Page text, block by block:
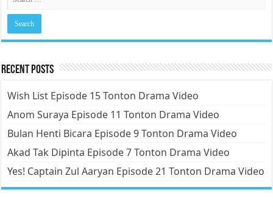
Recent Posts
Wish List Episode 15 Tonton Drama Video
Anom Suraya Episode 11 Tonton Drama Video
Bulan Henti Bicara Episode 9 Tonton Drama Video
Akad Tak Dipinta Episode 7 Tonton Drama Video
Yes! Captain Zul Aaryan Episode 21 Tonton Drama Video